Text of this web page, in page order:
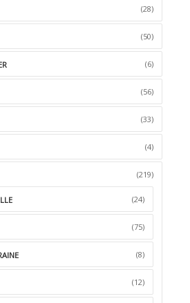
(28)
(50)
(6)
(56)
(33)
(4)
(219)
(24)
(75)
(8)
(12)